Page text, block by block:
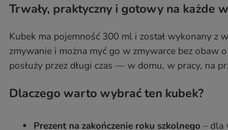
Trwały, praktyczny i gotowy na każde
Kubek ma pojemność 300 ml i został wykonany
zmywanie i można myć go w zmywarce bez obaw
posłuży przez długi czas — w domu, w pracy, na
Dlaczego warto wybrać ten kubek?
Prezent na zakończenie roku szkolnego – dla